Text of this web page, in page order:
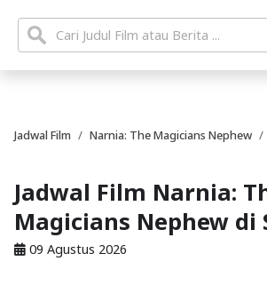
Jadwal Film Narnia: The Magicians Nephew
Jadwal Film Narnia:
Magicians Nephew di
09 Agustus 2026